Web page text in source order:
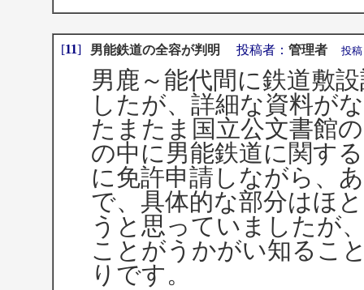
[11] 男能鉄道の全容が判明 投稿者： 管理者 投稿
男鹿～能代間に鉄道敷
したが、詳細な資料が
たまたま国立公文書館
の中に男能鉄道に関す
に免許申請しながら、
で、具体的な部分はほ
うと思っていましたが
ことがうかがい知るこ
りです。